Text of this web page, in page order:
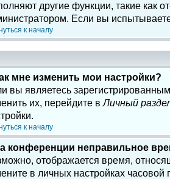
другие функции, такие как
Если вы
к началу
мне изменить мои настройки?
вы являетесь
их, перейдите вЛичный
к началу
конференции неправильное
отображается время,
в личных настройках часовой